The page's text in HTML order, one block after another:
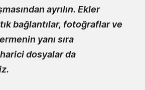
ayrılın. Ekler
bağlantılar, fotoğraflar ve
yanı sıra
dosyalar da